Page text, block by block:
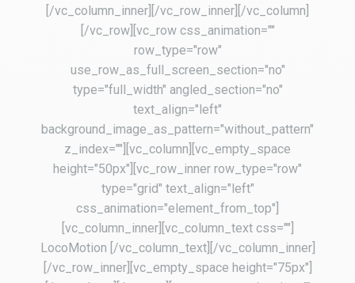
[/vc_column_inner][/vc_row_inner][/vc_column]
[/vc_row][vc_row css_animation=""
row_type="row"
use_row_as_full_screen_section="no"
type="full_width" angled_section="no"
text_align="left"
background_image_as_pattern="without_pattern"
z_index=""][vc_column][vc_empty_space
height="50px"][vc_row_inner row_type="row"
type="grid" text_align="left"
css_animation="element_from_top"]
[vc_column_inner][vc_column_text css=""]
LocoMotion [/vc_column_text][/vc_column_inner]
[/vc_row_inner][vc_empty_space height="75px"]